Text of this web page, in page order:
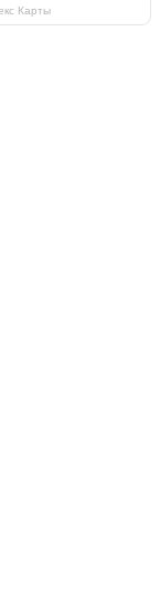
Карты